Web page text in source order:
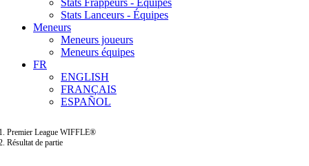
Stats Frappeurs - Équipes
Stats Lanceurs - Équipes
Meneurs
Meneurs joueurs
Meneurs équipes
FR
ENGLISH
FRANÇAIS
ESPAÑOL
Premier League WIFFLE®
Résultat de partie